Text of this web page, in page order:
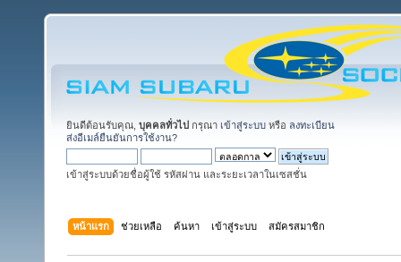
ยินดีต้อนรับคุณ, บุคคลทั่วไป กรุณา เข้าสู่ระบบ หรือ ลงทะเบียน
ส่งอีเมล์ยืนยันการใช้งาน?
เข้าสู่ระบบด้วยชื่อผู้ใช้ รหัสผ่าน และระยะเวลาในเซสชั่น
หน้าแรก ช่วยเหลือ ค้นหา เข้าสู่ระบบ สมัครสมาชิก